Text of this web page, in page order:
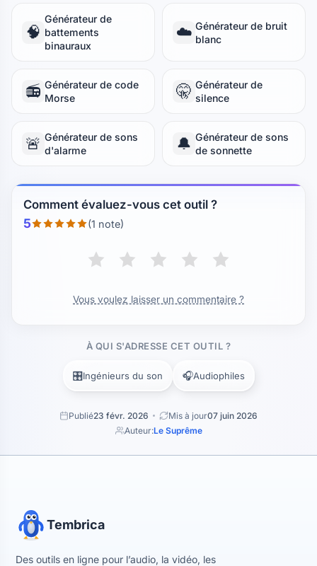
🧠
Générateur de
battements
binauraux
☁️ Générateur de bruit
blanc
📻 Générateur de code
Morse
🤫 Générateur de
silence
🚨 Générateur de sons
d'alarme
🔔 Générateur de sons
de sonnette
Comment évaluez-vous cet outil ?
5 (1 note)
Vous voulez laisser un commentaire ?
À QUI S'ADRESSE CET OUTIL ?
🎛️Ingénieurs du son 🎧Audiophiles
Publié23 févr. 2026 Mis à jour07 juin 2026
Auteur:Le Suprême
Tembrica
Des outils en ligne pour l’audio, la vidéo, les